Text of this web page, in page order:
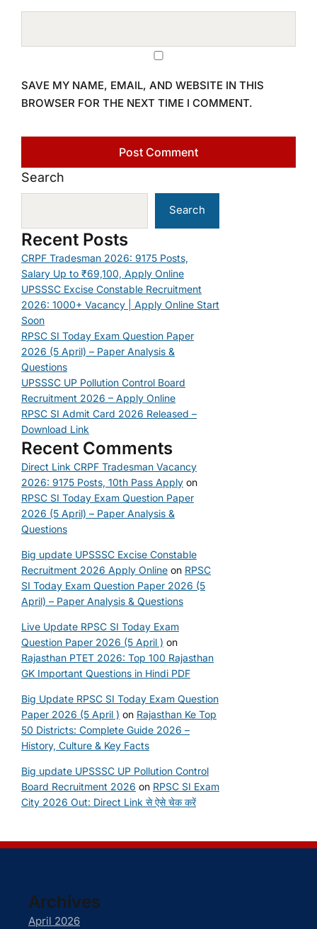
SAVE MY NAME, EMAIL, AND WEBSITE IN THIS
BROWSER FOR THE NEXT TIME I COMMENT.
Search
Search
Recent Posts
CRPF Tradesman 2026: 9175 Posts,
Salary Up to ₹69,100, Apply Online
UPSSSC Excise Constable Recruitment
2026: 1000+ Vacancy | Apply Online Start
Soon
RPSC SI Today Exam Question Paper
2026 (5 April) – Paper Analysis &
Questions
UPSSSC UP Pollution Control Board
Recruitment 2026 – Apply Online
RPSC SI Admit Card 2026 Released –
Download Link
Recent Comments
Direct Link CRPF Tradesman Vacancy
2026: 9175 Posts, 10th Pass Apply on
RPSC SI Today Exam Question Paper
2026 (5 April) – Paper Analysis &
Questions
Big update UPSSSC Excise Constable
Recruitment 2026 Apply Online on RPSC
SI Today Exam Question Paper 2026 (5
April) – Paper Analysis & Questions
Live Update RPSC SI Today Exam
Question Paper 2026 (5 April ) on
Rajasthan PTET 2026: Top 100 Rajasthan
GK Important Questions in Hindi PDF
Big Update RPSC SI Today Exam Question
Paper 2026 (5 April ) on Rajasthan Ke Top
50 Districts: Complete Guide 2026 –
History, Culture & Key Facts
Big update UPSSSC UP Pollution Control
Board Recruitment 2026 on RPSC SI Exam
City 2026 Out: Direct Link से ऐसे चेक करें
Archives
April 2026